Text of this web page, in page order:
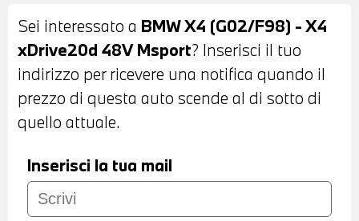
PARCHEGGIO ANTERIORI E POSTERIORI -
TELECAMERA POSTERIORE - COMFORT
ACCESS SYSTEM - INTERNI IN PELLE
VERNASCA NERA - VOLANTE SPORTIVO
M IN PELLE CON COMANDI
MULTIFUNZIONE - CRUISE CONTROL -
CAMBIO AUTOMATICO CON LEVE AL
VOLANTE - ACTIVE GUARD - BMW LIVE
Sei interessato a BMW X4 (G02/F98) - X4
xDrive20d 48V Msport? Inserisci il tuo
indirizzo per ricevere una notifica quando il
prezzo di questa auto scende al di sotto di
quello attuale.
Inserisci la tua mail